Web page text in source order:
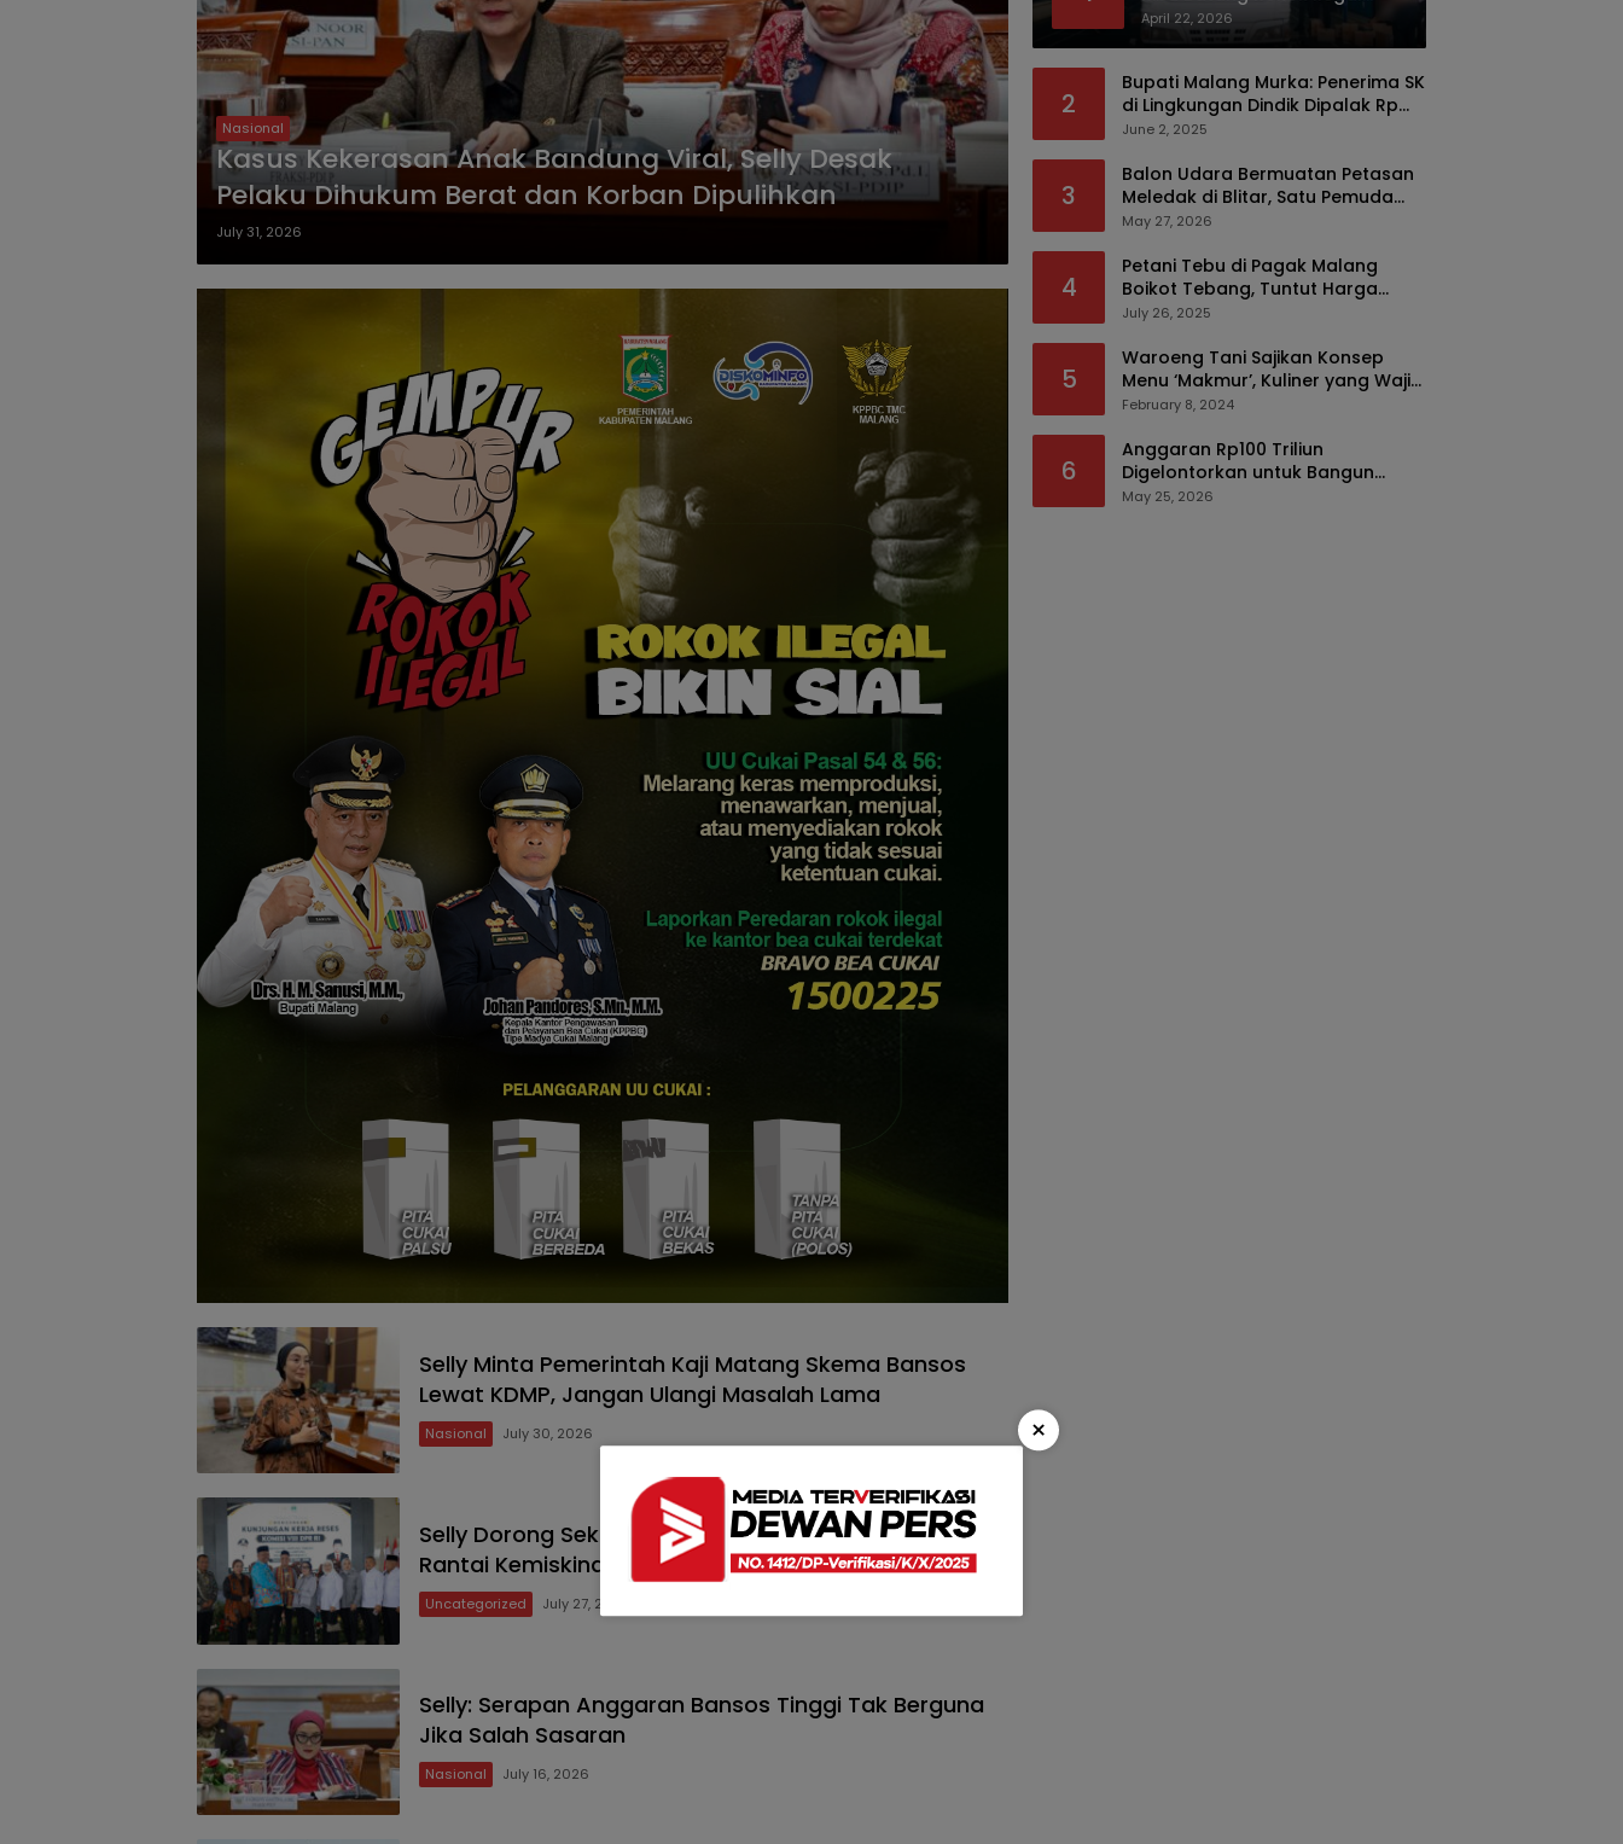
Nasional
Kasus Kekerasan Anak Bandung Viral, Selly Desak
Pelaku Dihukum Berat dan Korban Dipulihkan
July 31, 2026
Selly Minta Pemerintah Kaji Matang Skema Bansos
Lewat KDMP, Jangan Ulangi Masalah Lama
Nasional July 30, 2026
Selly Dorong Sekolah Rakyat Jadi Senjata Putus
Rantai Kemiskinan di Lampung Tengah
Uncategorized July 27, 2026
Selly: Serapan Anggaran Bansos Tinggi Tak Berguna
Jika Salah Sasaran
Nasional July 16, 2026
Bermodus Kemasan Sabun
April 22, 2026
2
Bupati Malang Murka: Penerima SK
di Lingkungan Dindik Dipalak Rp
150 Ribu Pakai Modus Tumpengan,
June 2, 2025
3
Balon Udara Bermuatan Petasan
Meledak di Blitar, Satu Pemuda
Tewas dan Dua Anak Luka Serius
May 27, 2026
4
Petani Tebu di Pagak Malang
Boikot Tebang, Tuntut Harga
yang Layak
July 26, 2025
5
Waroeng Tani Sajikan Konsep
Menu ‘Makmur’, Kuliner yang Wajib
Dikunjungi di Malang
February 8, 2024
6
Anggaran Rp100 Triliun
Digelontorkan untuk Bangun
Kembali Sumatra, Hunian Korban
May 25, 2026
×